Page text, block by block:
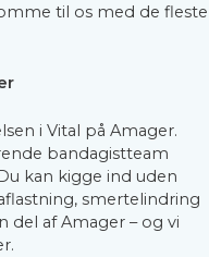
til os med de fleste
i Vital på Amager.
bandagistteam
kan kigge ind uden
smertelindring
del af Amager – og vi